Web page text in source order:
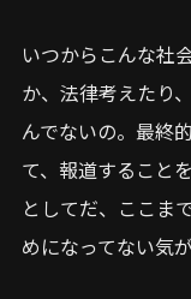
いつからこんな社
か、法律考えたり
んでないの。最終
て、報道すること
としてだ、ここま
めになってない気